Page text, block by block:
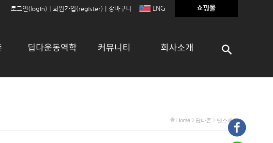
로그인(login) 회원가입(register) 장바구니 ENG
딥다운동역학 커뮤니티 회사소개
Home 딥다존 댄스재활